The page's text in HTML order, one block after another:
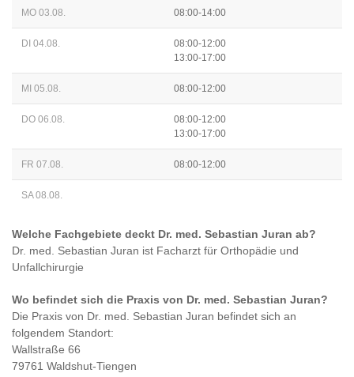
MO 03.08. 08:00-14:00
DI 04.08.
08:00-12:00
13:00-17:00
MI 05.08. 08:00-12:00
DO 06.08.
08:00-12:00
13:00-17:00
FR 07.08. 08:00-12:00
SA 08.08.
Welche Fachgebiete deckt Dr. med. Sebastian Juran ab?
Dr. med. Sebastian Juran ist Facharzt für Orthopädie und
Unfallchirurgie
Wo befindet sich die Praxis von Dr. med. Sebastian Juran?
Die Praxis von Dr. med. Sebastian Juran befindet sich an
folgendem Standort:
Wallstraße 66
79761 Waldshut-Tiengen